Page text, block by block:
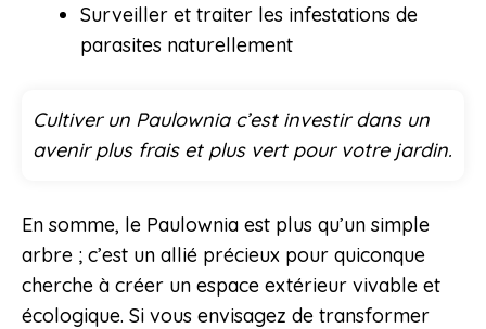
Surveiller et traiter les infestations de
parasites naturellement
Cultiver un Paulownia c’est investir dans un
avenir plus frais et plus vert pour votre jardin.
En somme, le Paulownia est plus qu’un simple
arbre ; c’est un allié précieux pour quiconque
cherche à créer un espace extérieur vivable et
écologique. Si vous envisagez de transformer